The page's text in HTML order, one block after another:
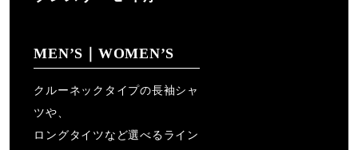
（ブレスサーモ）7％、ポリウレタン2％
原産国
日本製
発売シーズン
MENʼS｜WOMEN’S
クルーネックタイプの⻑袖シャ
ツや、
ロングタイツなど選べるライン